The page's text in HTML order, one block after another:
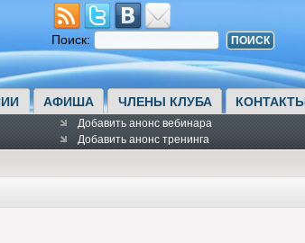
Поиск:
АФИША ЧЛЕНЫ КЛУБА КОНТАКТЫ
Добавить анонс вебинара
Добавить анонс тренинга